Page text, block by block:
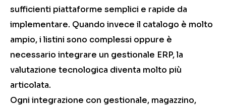
sufficienti piattaforme semplici e rapide da
implementare. Quando invece il catalogo è molto
ampio, i listini sono complessi oppure è
necessario integrare un gestionale ERP, la
valutazione tecnologica diventa molto più
articolata.
Ogni integrazione con gestionale, magazzino,